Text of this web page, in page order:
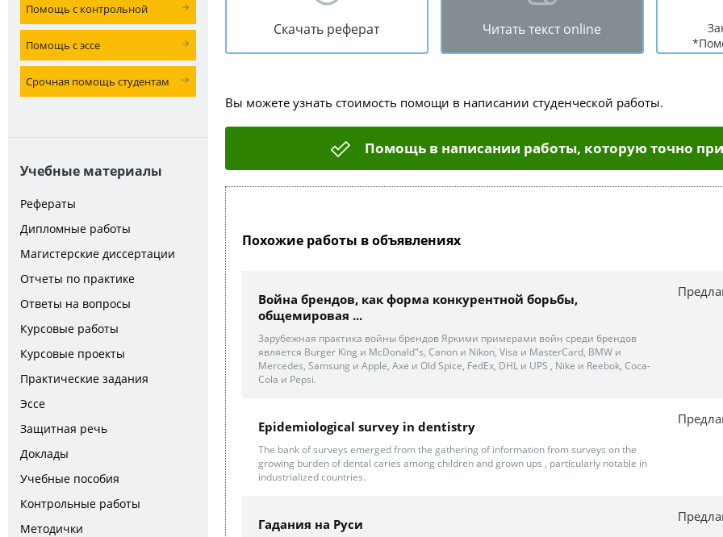
Помощь с контрольной
Помощь с эссе
Срочная помощь студентам
Учебные материалы
Рефераты
Дипломные работы
Магистерские диссертации
Отчеты по практике
Ответы на вопросы
Курсовые работы
Курсовые проекты
Практические задания
Эссе
Защитная речь
Доклады
Учебные пособия
Контрольные работы
Методички
Скачать реферат Читать текст online
Вы можете узнать стоимость помощи в написании студенческой работы.
Помощь в написании работы, которую точно
Похожие работы в объявлениях
Война брендов, как форма конкурентной борьбы,
общемировая ...
Зарубежная практика войны брендов Яркими примерами войн среди брендов
является Burger King и McDonald"s, Canon и Nikon, Visa и MasterCard, BMW и
Mercedes, Samsung и Apple, Axe и Old Spice, FedEx, DHL и UPS , Nike и Reebok, Coca-
Cola и Pepsi.
Epidemiological survey in dentistry
The bank of surveys emerged from the gathering of information from surveys on the
growing burden of dental caries among children and grown ups , particularly notable in
industrialized countries.
Гадания на Руси